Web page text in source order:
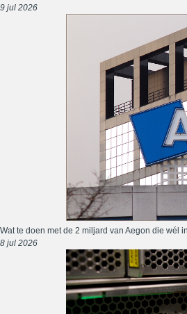
9 jul 2026
Wat te doen met de 2 miljard van Aegon die wél
8 jul 2026